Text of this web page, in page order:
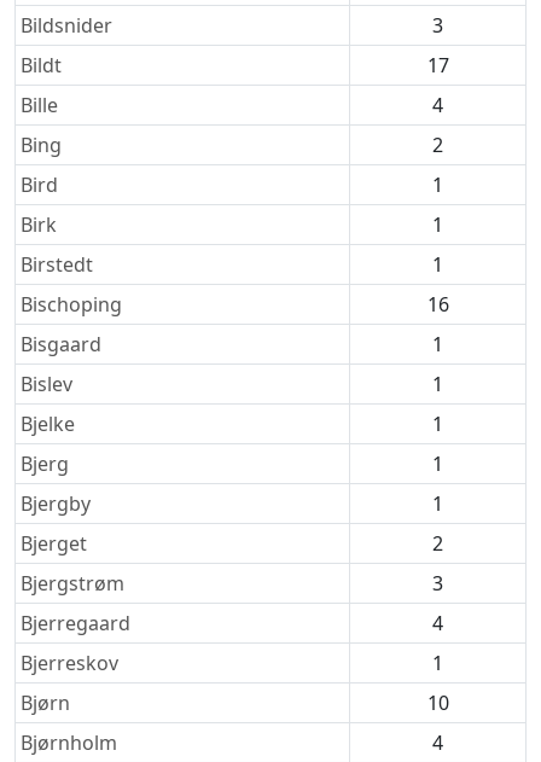
Bildsnider
3
Bildt
17
Bille
4
Bing
2
Bird
1
Birk
1
Birstedt
1
Bischoping
16
Bisgaard
1
Bislev
1
Bjelke
1
Bjerg
1
Bjergby
1
Bjerget
2
Bjergstrøm
3
Bjerregaard
4
Bjerreskov
1
Bjørn
10
Bjørnholm
4